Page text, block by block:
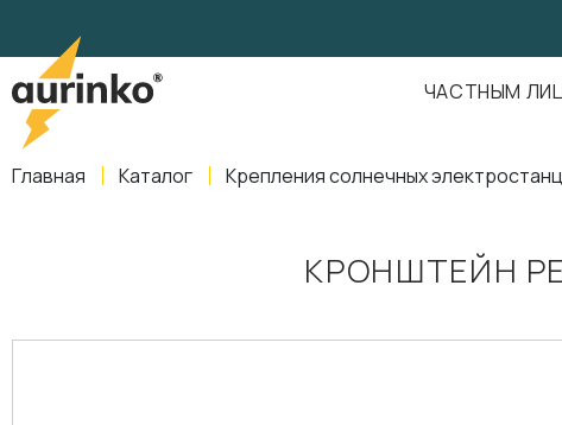
ЧАСТНЫМ
Главная Каталог Крепления солнечных
КРОНШТЕЙН
,Свердловская область
info@aurinkos.com
8-800-770-79-40